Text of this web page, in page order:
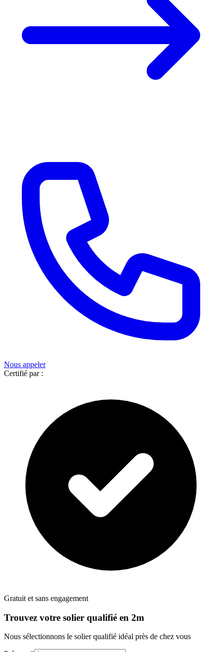
Nous appeler
Certifié par :
Gratuit et sans engagement
Trouvez votre solier qualifié en 2m
Nous sélectionnons le solierqualifié idéal près de chez vous